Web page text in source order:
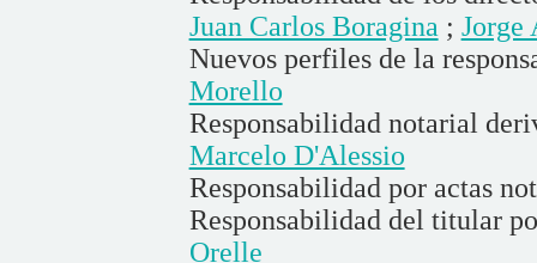
Juan Carlos Boragina ; Jorge
Nuevos perfiles de la
Morello
Responsabilidad notarial
Marcelo D'Alessio
Responsabilidad por actas
Responsabilidad del titular
Orelle